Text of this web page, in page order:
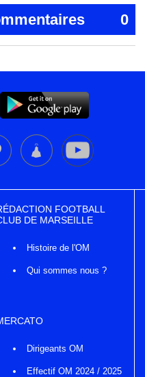
0
FOOTBALL
DE MARSEILLE
Histoire de l'OM
Qui sommes nous ?
Dirigeants OM
Effectif OM 2024 / 2025